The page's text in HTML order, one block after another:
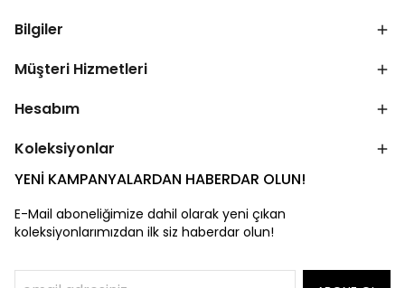
Bilgiler
Müşteri Hizmetleri
Hesabım
Koleksiyonlar
YENİ KAMPANYALARDAN HABERDAR OLUN!
E-Mail aboneliğimize dahil olarak yeni çıkan
koleksiyonlarımızdan ilk siz haberdar olun!